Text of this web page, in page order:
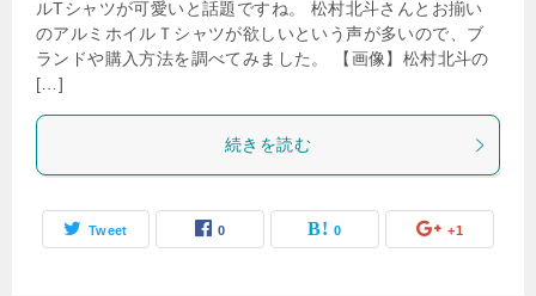
ルTシャツが可愛いと話題ですね。 松村北斗さんとお揃い
のアルミホイルＴシャツが欲しいという声が多いので、ブ
ランドや購入方法を調べてみました。 【画像】松村北斗の
[…]
続きを読む
Tweet 0 0 +1